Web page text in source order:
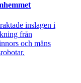
inslagen i
från
och mäns